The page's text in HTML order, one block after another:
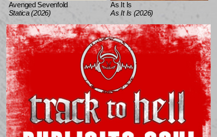
Avenged Sevenfold
Statica (2026)
As It Is
As It Is (2026)